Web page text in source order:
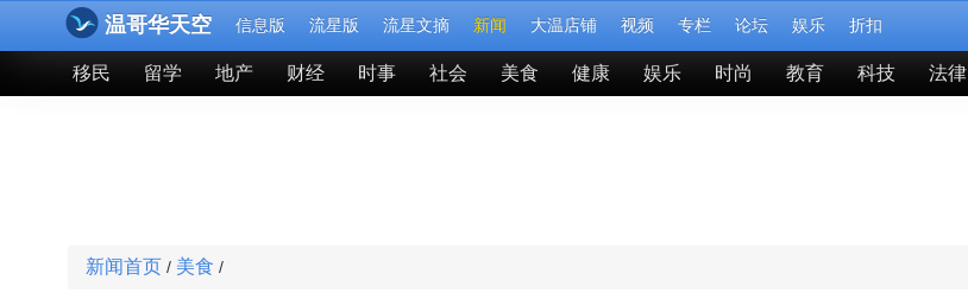
温哥华天空 信息版 流星版 流星文摘 新闻 大温店铺 视频 专栏 论坛 娱乐 折扣
移民 留学 地产 财经 时事 社会 美食 健康 娱乐 时尚 教育 科技 法律
新闻首页 / 美食 /